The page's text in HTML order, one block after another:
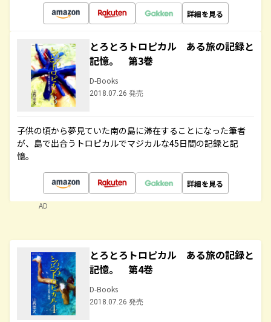
詳細を見る
とろとろトロピカル ある旅の記録と
記憶。 第3巻
D-Books
2018.07.26 発売
子供の頃から夢見ていた南の島に滞在することになった筆者
が、島で出合うトロピカルでマジカルな45日間の記録と記
憶。
詳細を見る
AD
とろとろトロピカル ある旅の記録と
記憶。 第4巻
D-Books
2018.07.26 発売